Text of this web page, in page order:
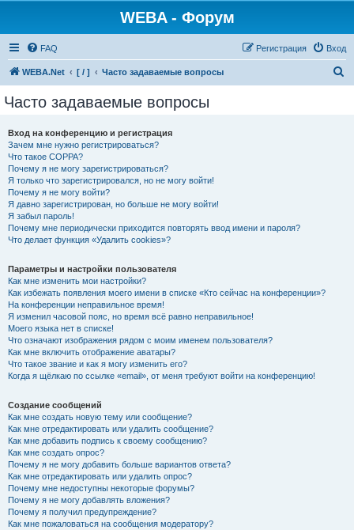
WEBA - Форум
FAQ Вход
Регистрация
WEBA.Net [ / ] Часто задаваемые вопросы
Часто задаваемые вопросы
Вход на конференцию и регистрация
Зачем мне нужно регистрироваться?
Что такое COPPA?
Почему я не могу зарегистрироваться?
Я только что зарегистрировался, но не могу войти!
Почему я не могу войти?
Я давно зарегистрирован, но больше не могу войти!
Я забыл пароль!
Почему мне периодически приходится повторять ввод имени и пароля?
Что делает функция «Удалить cookies»?
Параметры и настройки пользователя
Как мне изменить мои настройки?
Как избежать появления моего имени в списке «Кто сейчас на конференции»?
На конференции неправильное время!
Я изменил часовой пояс, но время всё равно неправильное!
Моего языка нет в списке!
Что означают изображения рядом с моим именем пользователя?
Как мне включить отображение аватары?
Что такое звание и как я могу изменить его?
Когда я щёлкаю по ссылке «email», от меня требуют войти на конференцию!
Создание сообщений
Как мне создать новую тему или сообщение?
Как мне отредактировать или удалить сообщение?
Как мне добавить подпись к своему сообщению?
Как мне создать опрос?
Почему я не могу добавить больше вариантов ответа?
Как мне отредактировать или удалить опрос?
Почему мне недоступны некоторые форумы?
Почему я не могу добавлять вложения?
Почему я получил предупреждение?
Как мне пожаловаться на сообщения модератору?